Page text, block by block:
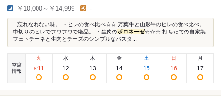
￥10,000～￥14,999 -
...忘れなれない味。 ・ヒレの食べ比べ☆☆ 万葉牛と山形牛のヒレの食べ比べ。
中切りのヒレでフワフワで絶品。 ・生肉のボロネーゼ☆☆☆ 打ちたての自家製
フェトチーネと生肉とチーズのシンプルなパスタ...
空席
情報
火
8/11
水
12
木
13
金
14
土
15
日
16
月
17